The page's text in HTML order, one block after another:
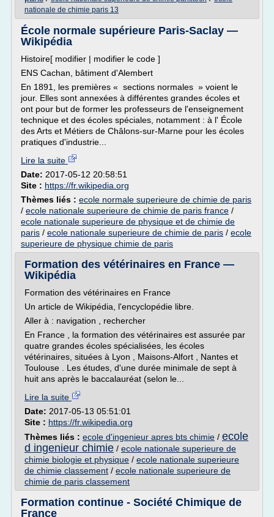
nationale de chimie paris 13
École normale supérieure Paris-Saclay —
Wikipédia
Histoire[ modifier | modifier le code ]
ENS Cachan, bâtiment d'Alembert
En 1891, les premières « sections normales » voient le
jour. Elles sont annexées à différentes grandes écoles et
ont pour but de former les professeurs de l'enseignement
technique et des écoles spéciales, notamment : à l' École
des Arts et Métiers de Châlons-sur-Marne pour les écoles
pratiques d'industrie...
Lire la suite
Date: 2017-05-12 20:58:51
Site : https://fr.wikipedia.org
Thèmes liés : ecole normale superieure de chimie de paris
/ ecole nationale superieure de chimie de paris france /
ecole nationale superieure de physique et de chimie de
paris / ecole nationale superieure de chimie de paris / ecole
superieure de physique chimie de paris
Formation des vétérinaires en France —
Wikipédia
Formation des vétérinaires en France
Un article de Wikipédia, l'encyclopédie libre.
Aller à : navigation , rechercher
En France , la formation des vétérinaires est assurée par
quatre grandes écoles spécialisées, les écoles
vétérinaires, situées à Lyon , Maisons-Alfort , Nantes et
Toulouse . Les études, d'une durée minimale de sept à
huit ans après le baccalauréat (selon le...
Lire la suite
Date: 2017-05-13 05:51:01
Site : https://fr.wikipedia.org
Thèmes liés : ecole d'ingenieur apres bts chimie / ecole
d ingenieur chimie / ecole nationale superieure de
chimie biologie et physique / ecole nationale superieure
de chimie classement / ecole nationale superieure de
chimie de paris classement
Formation continue - Société Chimique de
France